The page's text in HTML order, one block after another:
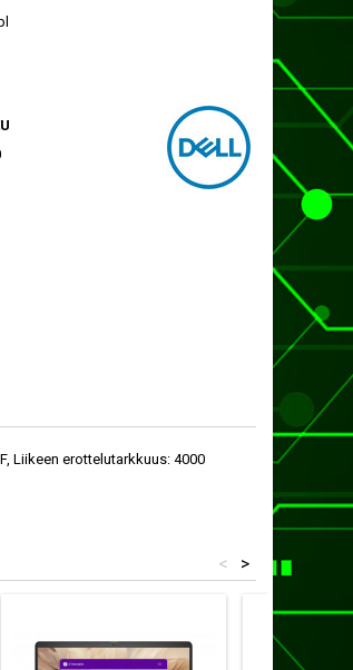
Liikeen erottelutarkkuus: 4000
>
<